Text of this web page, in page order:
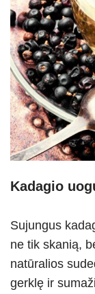
Kadagio
Sujungus
ne tik skanią,
natūralios
gerklę ir